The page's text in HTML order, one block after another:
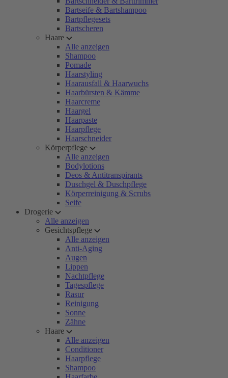
Bartseife & Bartshampoo
Bartpflegesets
Bartscheren
Haare
Alle anzeigen
Shampoo
Pomade
Haarstyling
Haarausfall & Haarwuchs
Haarbürsten & Kämme
Haarcreme
Haargel
Haarpaste
Haarpflege
Haarschneider
Körperpflege
Alle anzeigen
Bodylotions
Deos & Antitranspirants
Duschgel & Duschpflege
Körperreinigung & Scrubs
Seife
Drogerie
Alle anzeigen
Gesichtspflege
Alle anzeigen
Anti-Aging
Augen
Lippen
Nachtpflege
Tagespflege
Rasur
Reinigung
Sonne
Zähne
Haare
Alle anzeigen
Conditioner
Haarpflege
Shampoo